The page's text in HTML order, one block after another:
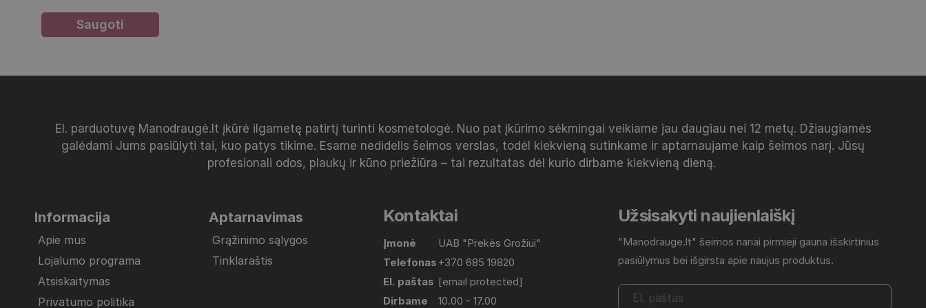
El. parduotuvę Manodraugė.lt įkūrė ilgametę patirtį turinti kosmetologė. Nuo pat įkūrimo sėkmingai veikiame jau daugiau nei 12 metų. Džiaugiamės
galėdami Jums pasiūlyti tai, kuo patys tikime. Esame nedidelis šeimos verslas, todėl kiekvieną sutinkame ir aptarnaujame kaip šeimos narį. Jūsų
profesionali odos, plaukų ir kūno priežiūra – tai rezultatas dėl kurio dirbame kiekvieną dieną.
Užsisakyti naujienlaiškį
"Manodrauge.lt" šeimos nariai pirmieji gauna išskirtinius
pasiūlymus bei išgirsta apie naujus produktus.
Kontaktai
Įmonė
UAB "Prekės Grožiui"
Telefonas +370 685 19820
El. paštas [email protected]
Dirbame
10.00 - 17.00
Informacija
Apie mus
Lojalumo programa
Atsiskaitymas
Privatumo politika
Aptarnavimas
Grąžinimo sąlygos
Tinklaraštis